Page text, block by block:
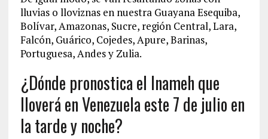
lluvias o lloviznas en nuestra Guayana Esequiba,
Bolívar, Amazonas, Sucre, región Central, Lara,
Falcón, Guárico, Cojedes, Apure, Barinas,
Portuguesa, Andes y Zulia.
¿Dónde pronostica el Inameh que
lloverá en Venezuela este 7 de julio en
la tarde y noche?